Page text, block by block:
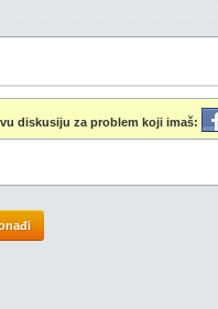
diskusiju za problem koji imaš: